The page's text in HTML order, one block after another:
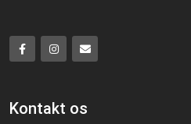
Kontakt os